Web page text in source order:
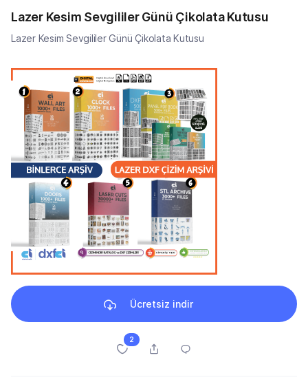
Lazer Kesim Sevgililer Günü Çikolata Kutusu
Lazer Kesim Sevgililer Günü Çikolata Kutusu
Ücretsiz indir
2